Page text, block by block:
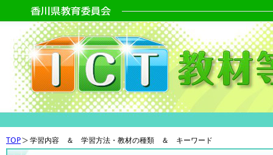
TOP 学習内容 ＆ 学習方法・教材の種類 ＆ キーワード